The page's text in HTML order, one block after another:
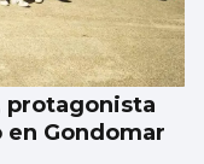
protagonista
Gondomar